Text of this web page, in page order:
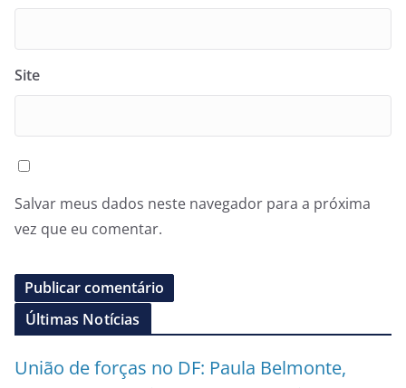
Site
Salvar meus dados neste navegador para a próxima
vez que eu comentar.
Últimas Notícias
União de forças no DF: Paula Belmonte,